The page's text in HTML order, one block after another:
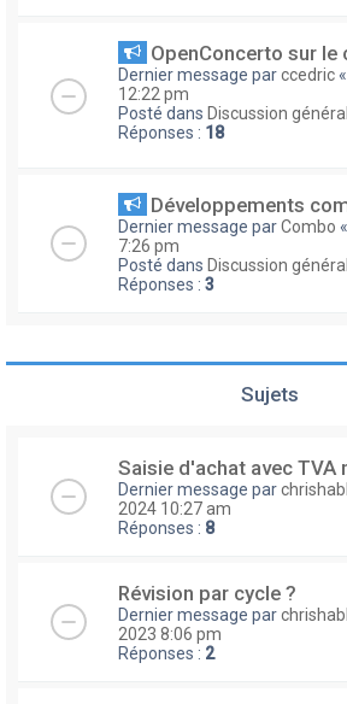
OpenConcerto sur le
Dernier message parccedric «
12:22 pm
Posté dans Discussion
Réponses : 18
Développements
Dernier message parCombo «
7:26 pm
Posté dans Discussion
Réponses : 3
Sujets
Saisie d'achat avec TVA
Dernier message par
2024 10:27 am
Réponses : 8
Révision par cycle ?
Dernier message par
2023 8:06 pm
Réponses : 2